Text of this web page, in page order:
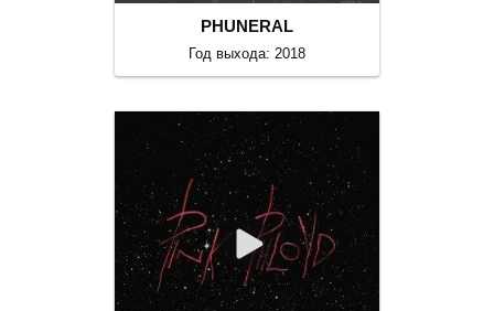
PHUNERAL
Год выхода: 2018